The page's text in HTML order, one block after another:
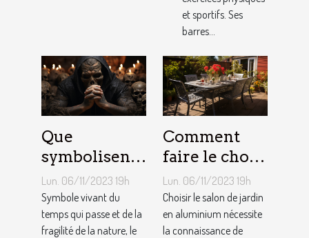
et sportifs. Ses
barres...
Que
symbolisent
les Tatouages
Têtes de
Mort ?
Lun. 06/11/2023 19h
Symbole vivant du
temps qui passe et de la
fragilité de la nature, le
Comment
faire le choix
d’un salon de
jardin en
aluminium ?
Lun. 06/11/2023 19h
Choisir le salon de jardin
en aluminium nécessite
la connaissance de